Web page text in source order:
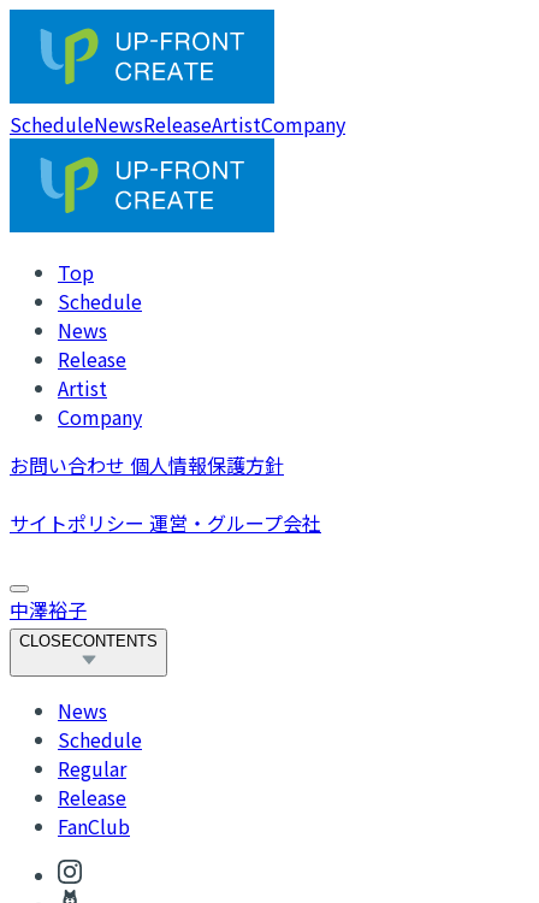
ScheduleNewsReleaseArtistCompany
Top
Schedule
News
Release
Artist
Company
お問い合わせ 個人情報保護方針
サイトポリシー 運営・グループ会社
中澤裕子
CLOSECONTENTS
News
Schedule
Regular
Release
FanClub